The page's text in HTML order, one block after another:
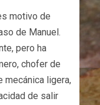
motivo de
de Manuel.
pero ha
chofer de
mecánica ligera,
de salir